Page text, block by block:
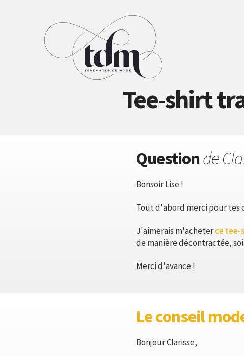
Tee-shirt
Questionde
Bonsoir Lise !
Tout d'abord merci pour tes
J'aimerais m'acheterce
de manière décontractée,
Merci d'avance !
Le conseil
Bonjour Clarisse,